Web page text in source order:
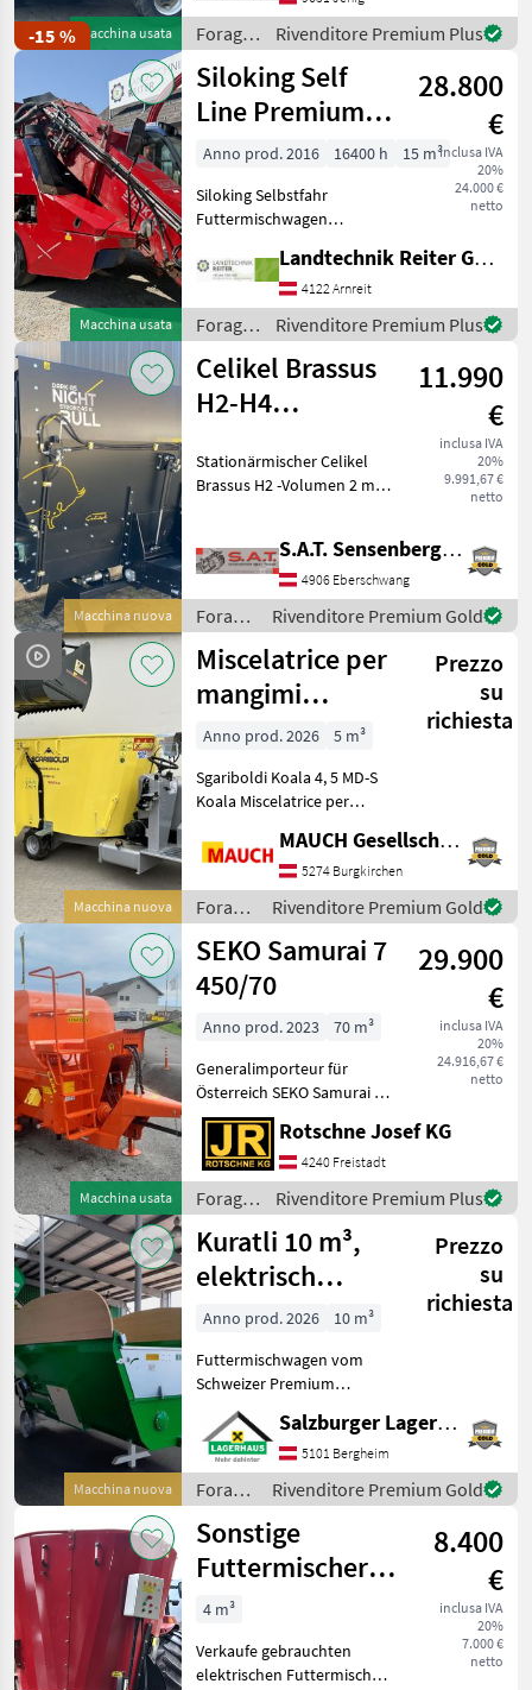
BVL
63
Strautmann
56
Kuhn
49
Mostra
tutti
44
MARKETPLACE
Marketplace
Offerte dei
rivenditori
Annunci
-15 % Macchina usata
trasportatore trasversale
anterior
Foraggiamento
/
Siloking
Rivenditore Premium Plus
Macchina usata
Siloking Self
Line Premium
2115
28.800
€
inclusa IVA
20%
24.000 €
netto
Anno prod. 2016 16400 h
15 m³
Siloking Selbstfahr
Futtermischwagen
Erstzulassung 2017 175 PS
FPT Motor 16400
Motorstunden Klimaanlage
Behälter mit Silonox
ausgekle
Landtechnik Reiter GmbH.
4122 Arnreit
Foraggiamento
/
Siloking
Rivenditore Premium Plus
Macchina nuova
Celikel Brassus
H2-H4
Elektro-NEU
11.990
€
inclusa IVA
20%
9.991,67 €
netto
Stationärmischer Celikel
Brassus H2 -Volumen 2 m³ -
Box Planetengetriebe -7, 5
kW Motor 16 Ampere -
Anlaufsteuerung -2 Hori
S.A.T. Sensenberger Agrar-Technik
4906 Eberschwang
Foraggiamento
/
Celikel
Rivenditore Premium Gold
Macchina nuova
Miscelatrice per
mangimi
Sgariboldi Koala
4,5 MD-S
Prezzo
su
richiesta
Anno prod. 2026
5 m³
Sgariboldi Koala 4, 5 MD-S
Koala Miscelatrice per
5 m³ - Miscelatrice verticale
a doppia coclea -
Controcutenti meccanici -
48 PS - 3
MAUCH Gesellschaft m.b.H. & Co.KG
5274 Burgkirchen
Foraggiamento
/
Sgariboldi
Rivenditore Premium Gold
Macchina usata
SEKO Samurai 7
450/70
29.900
€
inclusa IVA
20%
24.916,67 €
netto
Anno prod. 2023
70 m³
Generalimporteur für
Österreich SEKO Samurai 7
450/70 Futtermischwagen
mit 2 horizontal
angeordneten
Mischschnecken
Doppelseitige direkte
Futteraustragung Ketten
Rotschne Josef KG
4240 Freistadt
Foraggiamento
/ Seko
Rivenditore Premium Plus
Macchina nuova
Kuratli 10 m³,
elektrisch
stationär
Prezzo
su
richiesta
Anno prod. 2026
10 m³
Futtermischwagen vom
Schweizer Premium
Hersteller Kuratli. Der
Kuratli 10m³ zeichnet sich
durch seine liegenden
Walzen samt großer
Messerzahl mit seiner
schnellen M
Salzburger Lagerhaus-Technik
5101 Bergheim
Foraggiamento
/
Kuratli
Rivenditore Premium Gold
Sonstige
Futtermischer
AGM MINI
vertikal 3,5 m³
elektrisc
8.400
€
inclusa IVA
20%
7.000 €
netto
4 m³
Verkaufe gebrauchten
elektrischen Futtermischer